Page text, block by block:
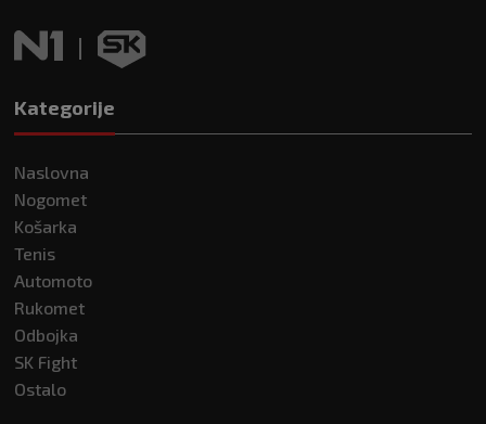
Kategorije
Naslovna
Nogomet
Košarka
Tenis
Automoto
Rukomet
Odbojka
SK Fight
Ostalo